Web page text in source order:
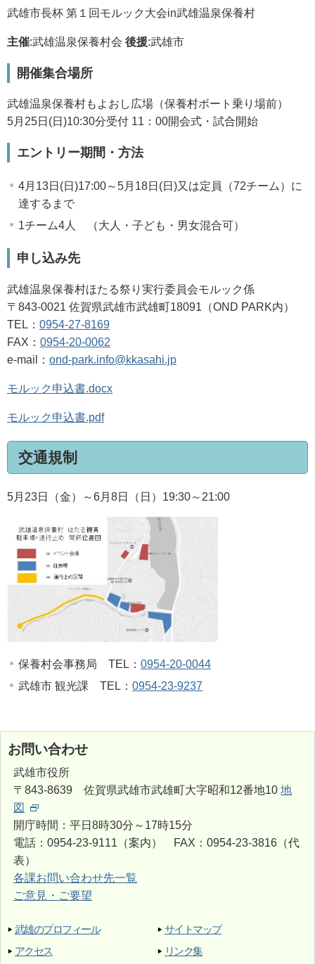
武雄市長杯 第１回モルック大会in武雄温泉保養村
主催:武雄温泉保養村会 後援:武雄市
開催集合場所
武雄温泉保養村もよおし広場（保養村ボート乗り場前）
5月25日(日)10:30分受付 11：00開会式・試合開始
エントリー期間・方法
4月13日(日)17:00～5月18日(日)又は定員（72チーム）に
達するまで
1チーム4人 （大人・子ども・男女混合可）
申し込み先
武雄温泉保養村ほたる祭り実行委員会モルック係
〒 843-0021 佐賀県武雄市武雄町18091 （OND PARK内）
TEL： 0954-27-8169
FAX ： 0954-20-0062
e-mail
： ond-park.info@kkasahi.jp
モルック申込書.docx
モルック申込書.pdf
交通規制
5月23日（金）～6月8日（日）19:30～21:00
保養村会事務局 TEL： 0954-20-0044
武雄市 観光課 TEL： 0954-23-9237
お問い合わせ
武雄市役所
〒843-8639 佐賀県武雄市武雄町大字昭和12番地10 地
図
開庁時間：平日8時30分～17時15分
電話：0954-23-9111（案内） FAX：0954-23-3816（代
表）
各課お問い合わせ先一覧
ご意見・ご要望
武雄のプロフィール
アクセス
サイトマップ
リンク集